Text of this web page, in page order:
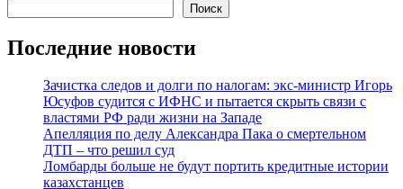
Поиск
Последние новости
Зачистка следов и долги по налогам: экс-министр Игорь
Юсуфов судится с ИФНС и пытается скрыть связи с
властями РФ ради жизни на Западе
Апелляция по делу Александра Пака о смертельном
ДТП – что решил суд
Ломбарды больше не будут портить кредитные истории
казахстанцев